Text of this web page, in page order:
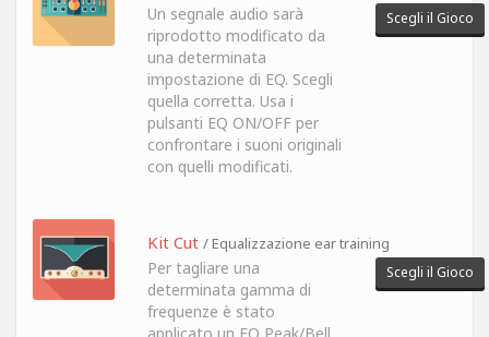
Un segnale audio sarà
riprodotto modificato da
una determinata
impostazione di EQ. Scegli
quella corretta. Usa i
pulsanti EQ ON/OFF per
confrontare i suoni originali
con quelli modificati.
Scegli il Gioco
Kit Cut / Equalizzazione ear training
Per tagliare una
determinata gamma di
frequenze è stato
applicato un EQ Peak/Bell
Scegli il Gioco